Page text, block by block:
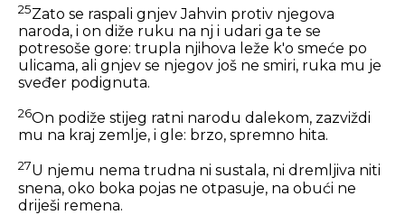
25Zato se raspali gnjev Jahvin protiv njegova
naroda, i on diže ruku na nj i udari ga te se
potresoše gore: trupla njihova leže k'o smeće po
ulicama, ali gnjev se njegov još ne smiri, ruka mu je
sveđer podignuta.
26On podiže stijeg ratni narodu dalekom, zazviždi
mu na kraj zemlje, i gle: brzo, spremno hita.
27U njemu nema trudna ni sustala, ni dremljiva niti
snena, oko boka pojas ne otpasuje, na obući ne
driješi remena.